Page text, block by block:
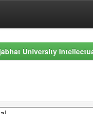
University